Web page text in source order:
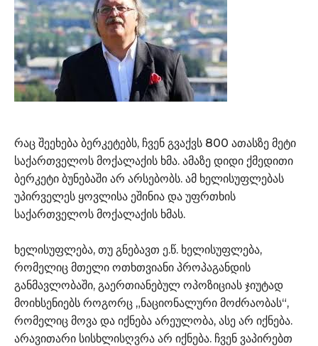
რაც შეეხება ბერკეტებს, ჩვენ გვაქვს 800 ათასზე მეტი
საქართველოს მოქალაქის ხმა. ამაზე დიდი ქმედითი
ბერკეტი ბუნებაში არ არსებობს. ამ ხელისუფლებას
უპირველეს ყოვლისა ეშინია და უფრთხის
საქართველოს მოქალაქის ხმას.
ხელისუფლება, თუ გნებავთ ე.წ. ხელისუფლება,
რომელიც მთელი ოთხთვიანი პროპაგანდის
განმავლობაში, გაერთიანებულ ოპოზიციას ჯიუტად
მოიხსენიებს როგორც „ნაციონალური მოძრაობას“,
რომელიც მოვა და იქნება არეულობა, ასე არ იქნება.
არავითარი სისხლისღვრა არ იქნება. ჩვენ ვაპირებთ